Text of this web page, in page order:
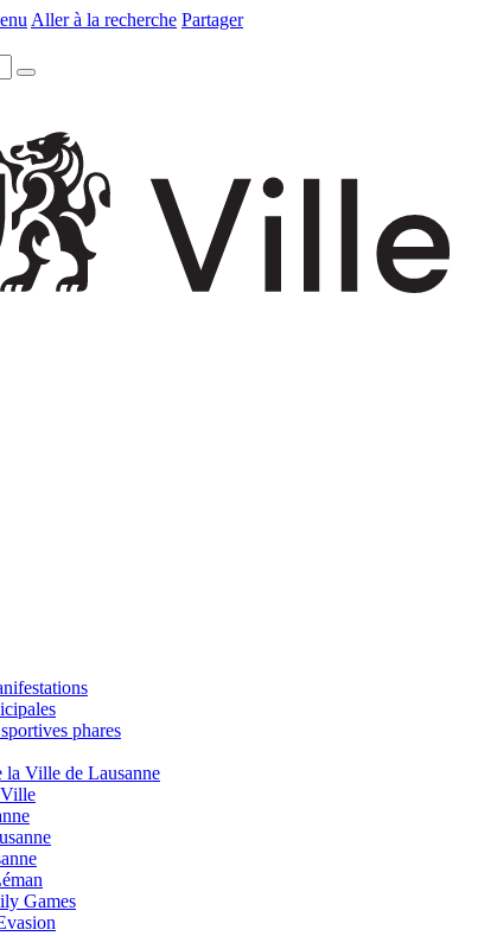
Aller à la recherche Partager
phares
Ville de Lausanne
Games